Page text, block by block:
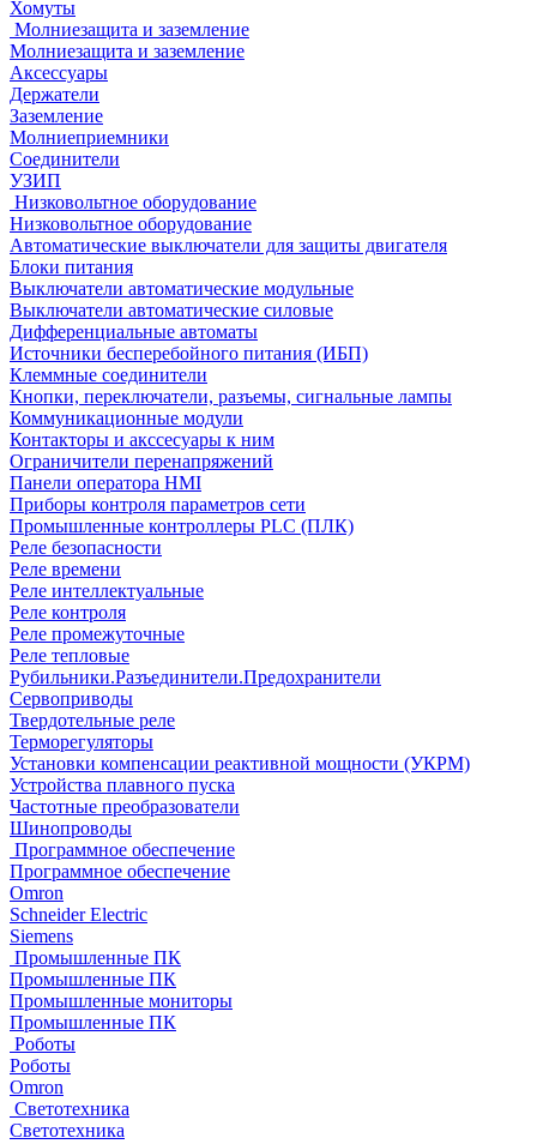
Хомуты
Молниезащита и заземление
Молниезащита и заземление
Аксессуары
Держатели
Заземление
Молниеприемники
Соединители
УЗИП
Низковольтное оборудование
Низковольтное оборудование
Автоматические выключатели для защиты двигателя
Блоки питания
Выключатели автоматические модульные
Выключатели автоматические силовые
Дифференциальные автоматы
Источники бесперебойного питания (ИБП)
Клеммные соединители
Кнопки, переключатели, разъемы, сигнальные лампы
Коммуникационные модули
Контакторы и акссесуары к ним
Ограничители перенапряжений
Панели оператора HMI
Приборы контроля параметров сети
Промышленные контроллеры PLC (ПЛК)
Реле безопасности
Реле времени
Реле интеллектуальные
Реле контроля
Реле промежуточные
Реле тепловые
Рубильники.Разъединители.Предохранители
Сервоприводы
Твердотельные реле
Терморегуляторы
Установки компенсации реактивной мощности (УКРМ)
Устройства плавного пуска
Частотные преобразователи
Шинопроводы
Программное обеспечение
Программное обеспечение
Omron
Schneider Electric
Siemens
Промышленные ПК
Промышленные ПК
Промышленные мониторы
Промышленные ПК
Роботы
Роботы
Omron
Светотехника
Светотехника